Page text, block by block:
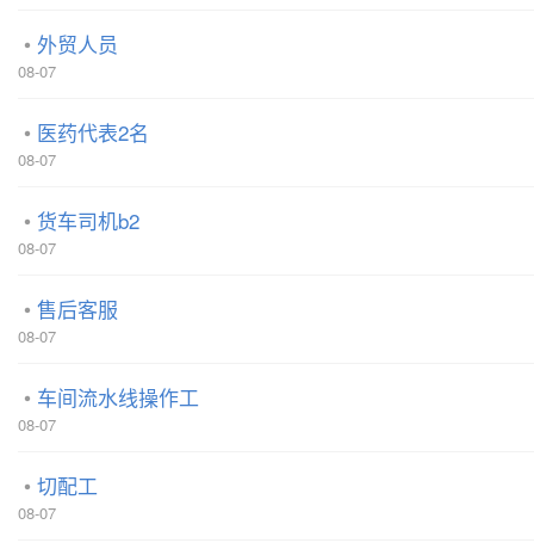
外贸人员
08-07
医药代表2名
08-07
货车司机b2
08-07
售后客服
08-07
车间流水线操作工
08-07
切配工
08-07